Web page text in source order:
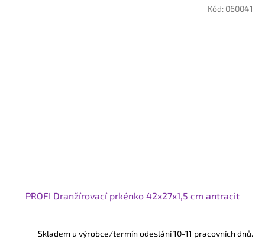
PROFI Dranžírovací prkénko 42x27x1,5 cm antracit
Skladem u výrobce/termín odeslání 10-11 pracovních dnů.
Kód: 060041